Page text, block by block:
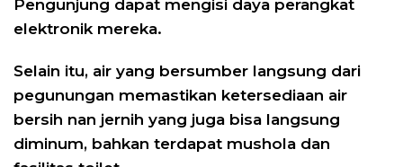
Pengunjung dapat mengisi daya perangkat
elektronik mereka.
Selain itu, air yang bersumber langsung dari
pegunungan memastikan ketersediaan air
bersih nan jernih yang juga bisa langsung
diminum, bahkan terdapat mushola dan